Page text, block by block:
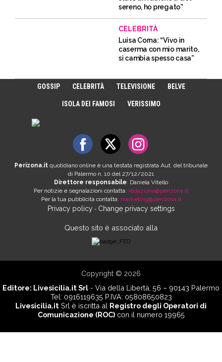
sereno, ho pregato”
CELEBRITÀ
Luisa Corna: “Vivo in
caserma con mio marito,
si cambia spesso casa”
GOSSIP CELEBRITÀ TELEVISIONE BELVE
ISOLA DEI FAMOSI VERISSIMO
Perizona.it quotidiano online è una testata registrata Aut. del tribunale
di Palermo n. 10 del 27/12/2021
Direttore responsabile: Daniela Vitello
Per notizie e segnalazioni contatta: redazione@perizona.it
Per la tua pubblicità contatta: marketing@perizona.it
Privacy policy- Change privacy settings
Questo sito è associato alla
Copyright © 2026
Editore: Livesicilia.it Srl - Via della Libertà, 56 – 90143 Palermo
Tel: 0916119635 P.IVA: 05808650823
Livesicilia.it Srl è iscritta al Registro degli Operatori di
Comunicazione (ROC)con il numero 19965